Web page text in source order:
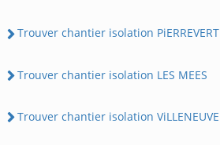
Trouver chantier isolation PiERREVERT
Trouver chantier isolation LES MEES
Trouver chantier isolation ViLLENEUVE